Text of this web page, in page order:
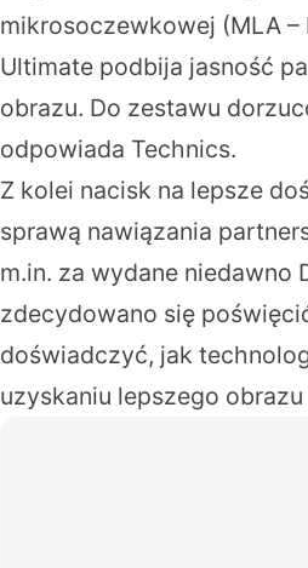
mikrosoczewkowej (MLA –
Ultimate podbija jasność
obrazu. Do zestawu
odpowiada Technics.
Z kolei nacisk na lepsze
sprawą nawiązania
m.in. za wydane niedawno
zdecydowano się
doświadczyć, jak
uzyskaniu lepszego